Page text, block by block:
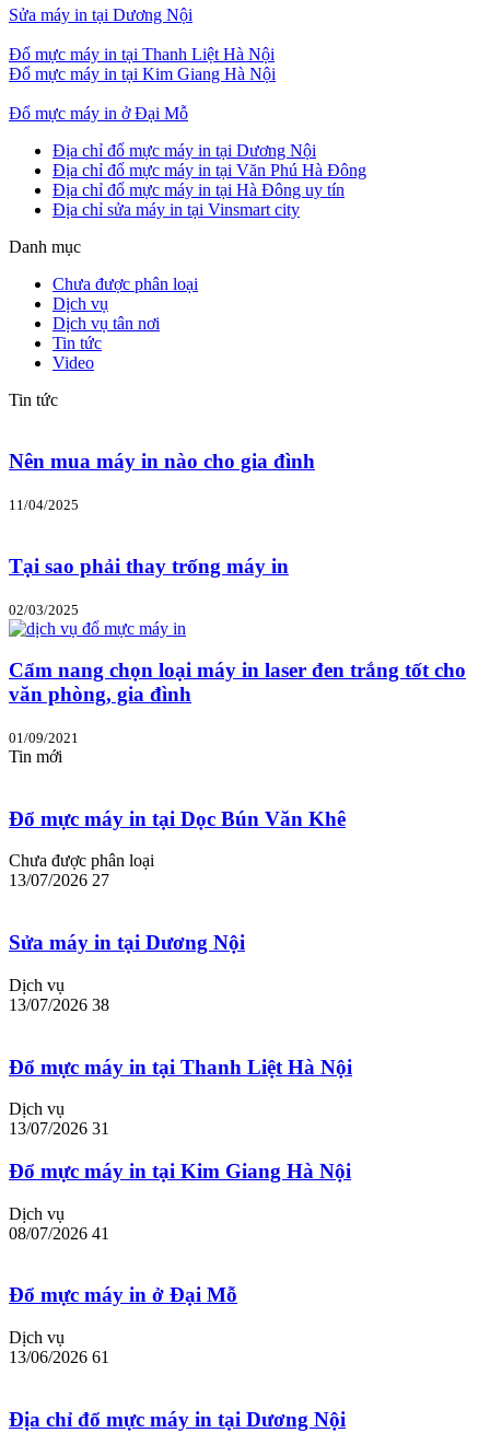
Sửa máy in tại Dương Nội
Đổ mực máy in tại Thanh Liệt Hà Nội
Đổ mực máy in tại Kim Giang Hà Nội
Đổ mực máy in ở Đại Mỗ
Địa chỉ đổ mực máy in tại Dương Nội
Địa chỉ đổ mực máy in tại Văn Phú Hà Đông
Địa chỉ đổ mực máy in tại Hà Đông uy tín
Địa chỉ sửa máy in tại Vinsmart city
Danh mục
Chưa được phân loại
Dịch vụ
Dịch vụ tân nơi
Tin tức
Video
Tin tức
Nên mua máy in nào cho gia đình
11/04/2025
Tại sao phải thay trống máy in
02/03/2025
Cẩm nang chọn loại máy in laser đen trắng tốt cho
văn phòng, gia đình
01/09/2021
Tin mới
Đổ mực máy in tại Dọc Bún Văn Khê
Chưa được phân loại
13/07/2026 27
Sửa máy in tại Dương Nội
Dịch vụ
13/07/2026 38
Đổ mực máy in tại Thanh Liệt Hà Nội
Dịch vụ
13/07/2026 31
Đổ mực máy in tại Kim Giang Hà Nội
Dịch vụ
08/07/2026 41
Đổ mực máy in ở Đại Mỗ
Dịch vụ
13/06/2026 61
Địa chỉ đổ mực máy in tại Dương Nội